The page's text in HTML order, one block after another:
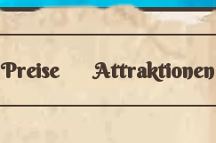
Preise Attraktionen